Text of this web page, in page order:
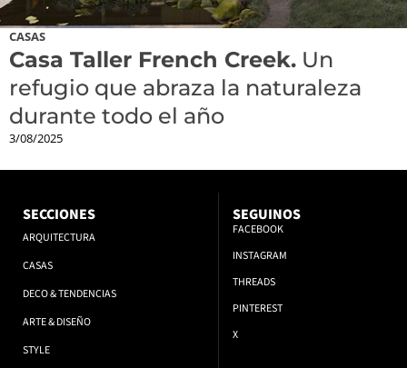
CASAS
Casa Taller French Creek. Un
refugio que abraza la naturaleza
durante todo el año
3/08/2025
SECCIONES
ARQUITECTURA
CASAS
DECO & TENDENCIAS
ARTE & DISEÑO
STYLE
SEGUINOS
FACEBOOK
INSTAGRAM
THREADS
PINTEREST
X